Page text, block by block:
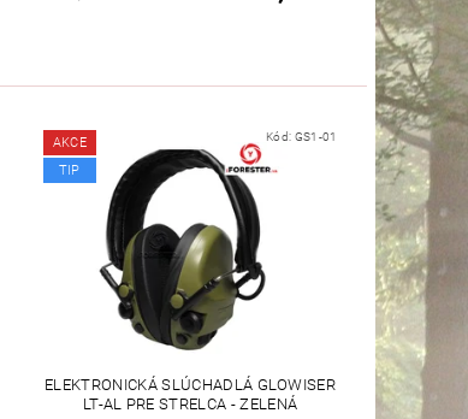
AKCE
TIP
Kód: GS1-01
ELEKTRONICKÁ SLÚCHADLÁ GLOWISER
LT-AL PRE STRELCA - ZELENÁ